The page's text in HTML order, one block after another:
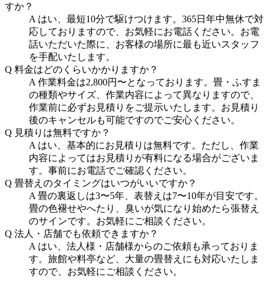
すか？
A はい、最短10分で駆けつけます。365日年中無休で対
応しておりますので、お気軽にお電話ください。お電
話いただいた際に、お客様の場所に最も近いスタッフ
を手配いたします。
Q 料金はどのくらいかかりますか？
A 作業料金は2,800円〜となっております。畳・ふすま
の種類やサイズ、作業内容によって異なりますので、
作業前に必ずお見積りをご提示いたします。お見積り
後のキャンセルも可能ですのでご安心ください。
Q 見積りは無料ですか？
A はい、基本的にお見積りは無料です。ただし、作業
内容によってはお見積りが有料になる場合がございま
す。事前にお電話でご確認ください。
Q 畳替えのタイミングはいつがいいですか？
A 畳の裏返しは3〜5年、表替えは7〜10年が目安です。
畳の色褪せやへたり、臭いが気になり始めたら張替え
のサインです。お気軽にご相談ください。
Q 法人・店舗でも依頼できますか？
A はい、法人様・店舗様からのご依頼も承っておりま
す。旅館や料亭など、大量の畳替えにも対応いたしま
すので、お気軽にご相談ください。